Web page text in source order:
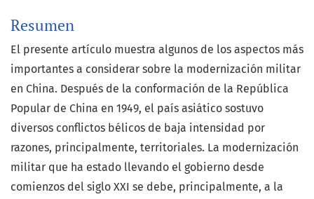
Resumen
El presente artículo muestra algunos de los aspectos más
importantes a considerar sobre la modernización militar
en China. Después de la conformación de la República
Popular de China en 1949, el país asiático sostuvo
diversos conflictos bélicos de baja intensidad por
razones, principalmente, territoriales. La modernización
militar que ha estado llevando el gobierno desde
comienzos del siglo XXI se debe, principalmente, a la